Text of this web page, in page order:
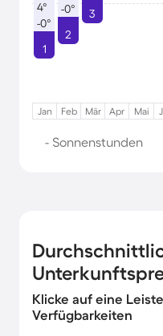
4°
-0°
1
-0°
2
3
Jan Feb Mär Apr Mai
- Sonnenstunden
Klicke auf eine
Verfügbarkeiten